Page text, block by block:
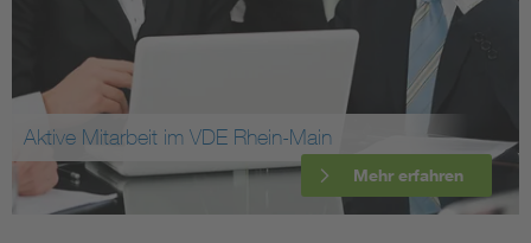
Aktive Mitarbeit im VDE Rhein-Main
Mehr erfahren